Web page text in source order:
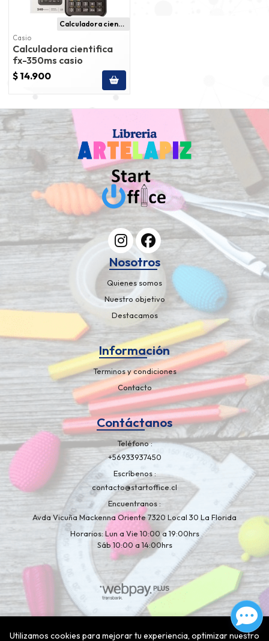
Calculadora cientifica
Casio
Calculadora cientifica
fx-350ms casio
$ 14.900
Nosotros
Quienes somos
Nuestro objetivo
Destacamos
Información
Terminos y condiciones
Contacto
Contáctanos
Teléfono
+56933937450
Escríbenos
contacto@startoffice.cl
Encuentranos
Avda Vicuña Mackenna Oriente 7320 Local 30 La Florida
Horarios: Lun a Vie 10:00 a 19:00hrs
Sáb 10:00 a 14:00hrs
¿Te gusta mi tienda? Yo vendo con
Bsale
Utilizamos cookies para mejorar tu experiencia, optimizar nuestro